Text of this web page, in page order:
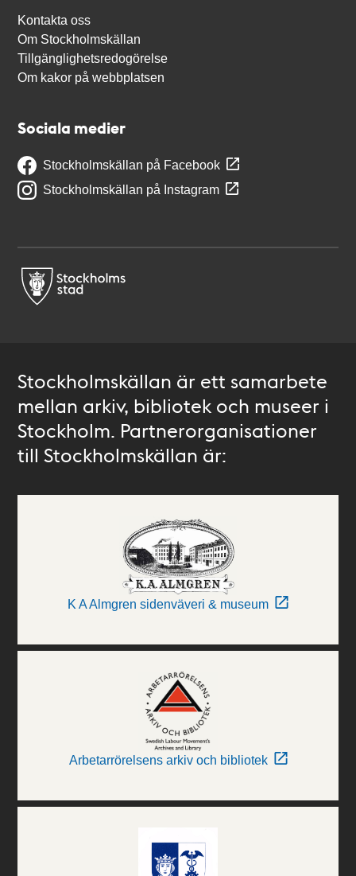
Kontakta oss
Om Stockholmskällan
Tillgänglighetsredogörelse
Om kakor på webbplatsen
Sociala medier
Stockholmskällan på Facebook
Stockholmskällan på Instagram
Stockholmskällan är ett samarbete
mellan arkiv, bibliotek och museer i
Stockholm. Partnerorganisationer
till Stockholmskällan är:
K A Almgren sidenväveri & museum
Arbetarrörelsens arkiv och bibliotek